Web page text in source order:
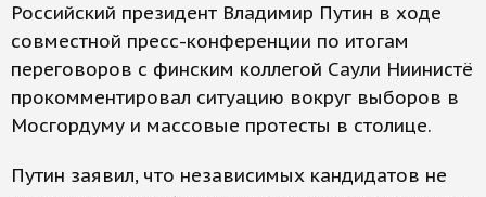
Российский президент Владимир Путин в ходе
совместной пресс-конференции по итогам
переговоров с финским коллегой Саули Ниинистё
прокомментировал ситуацию вокруг выборов в
Мосгордуму и массовые протесты в столице.
Путин заявил, что независимых кандидатов не